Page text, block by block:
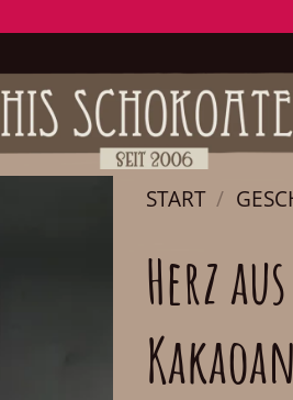
START /
Herz